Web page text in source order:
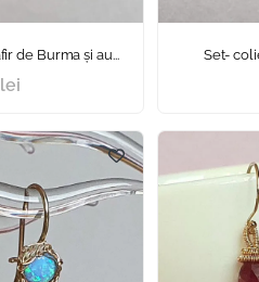
de Burma și au...
lei
Set-